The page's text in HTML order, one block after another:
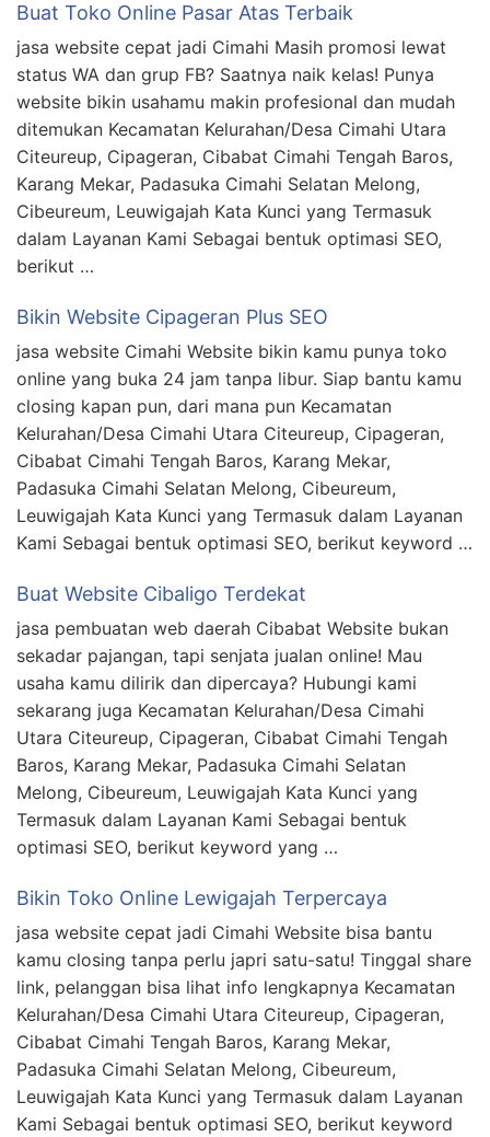
Buat Toko Online Pasar Atas Terbaik
jasa website cepat jadi Cimahi Masih promosi lewat
status WA dan grup FB? Saatnya naik kelas! Punya
website bikin usahamu makin profesional dan mudah
ditemukan Kecamatan Kelurahan/Desa Cimahi Utara
Citeureup, Cipageran, Cibabat Cimahi Tengah Baros,
Karang Mekar, Padasuka Cimahi Selatan Melong,
Cibeureum, Leuwigajah Kata Kunci yang Termasuk
dalam Layanan Kami Sebagai bentuk optimasi SEO,
berikut …
Bikin Website Cipageran Plus SEO
jasa website Cimahi Website bikin kamu punya toko
online yang buka 24 jam tanpa libur. Siap bantu kamu
closing kapan pun, dari mana pun Kecamatan
Kelurahan/Desa Cimahi Utara Citeureup, Cipageran,
Cibabat Cimahi Tengah Baros, Karang Mekar,
Padasuka Cimahi Selatan Melong, Cibeureum,
Leuwigajah Kata Kunci yang Termasuk dalam Layanan
Kami Sebagai bentuk optimasi SEO, berikut keyword …
Buat Website Cibaligo Terdekat
jasa pembuatan web daerah Cibabat Website bukan
sekadar pajangan, tapi senjata jualan online! Mau
usaha kamu dilirik dan dipercaya? Hubungi kami
sekarang juga Kecamatan Kelurahan/Desa Cimahi
Utara Citeureup, Cipageran, Cibabat Cimahi Tengah
Baros, Karang Mekar, Padasuka Cimahi Selatan
Melong, Cibeureum, Leuwigajah Kata Kunci yang
Termasuk dalam Layanan Kami Sebagai bentuk
optimasi SEO, berikut keyword yang …
Bikin Toko Online Lewigajah Terpercaya
jasa website cepat jadi Cimahi Website bisa bantu
kamu closing tanpa perlu japri satu-satu! Tinggal share
link, pelanggan bisa lihat info lengkapnya Kecamatan
Kelurahan/Desa Cimahi Utara Citeureup, Cipageran,
Cibabat Cimahi Tengah Baros, Karang Mekar,
Padasuka Cimahi Selatan Melong, Cibeureum,
Leuwigajah Kata Kunci yang Termasuk dalam Layanan
Kami Sebagai bentuk optimasi SEO, berikut keyword